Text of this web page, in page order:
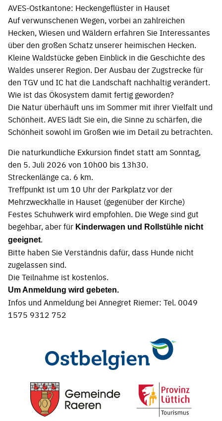
AVES-Ostkantone: Heckengeflüster in Hauset
Auf verwunschenen Wegen, vorbei an zahlreichen
Hecken, Wiesen und Wäldern erfahren Sie Interessantes
über den großen Schatz unserer heimischen Hecken.
Kleine Waldstücke geben Einblick in die Geschichte des
Waldes unserer Region. Der Ausbau der Zugstrecke für
den TGV und IC hat die Landschaft nachhaltig verändert.
Wie ist das Ökosystem damit fertig geworden?
Die Natur überhäuft uns im Sommer mit ihrer Vielfalt und
Schönheit. AVES lädt Sie ein, die Sinne zu schärfen, die
Schönheit sowohl im Großen wie im Detail zu betrachten.
Die naturkundliche Exkursion findet statt am Sonntag,
den 5. Juli 2026 von 10h00 bis 13h30.
Streckenlänge ca. 6 km.
Treffpunkt ist um 10 Uhr der Parkplatz vor der
Mehrzweckhalle in Hauset (gegenüber der Kirche)
Festes Schuhwerk wird empfohlen. Die Wege sind gut
begehbar, aber für Kinderwagen und Rollstühle nicht
geeignet.
Bitte haben Sie Verständnis dafür, dass Hunde nicht
zugelassen sind.
Die Teilnahme ist kostenlos.
Um Anmeldung wird gebeten.
Infos und Anmeldung bei Annegret Riemer: Tel. 0049
1575 9312 752